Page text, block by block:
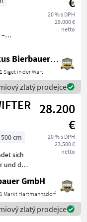
20 % s DPH
29.000 €
netto
–
mit
Markus Bierbauer GmbH
Siget in der Wart
zlatý prodejce
28.200
€
20 % s DPH
23.500 €
netto
500 cm
sich
und der
nach GmbH
Markt Hartmannsdorf
zlatý prodejce